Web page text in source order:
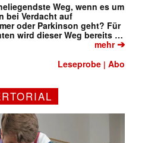
Weg, wenn es um
bei Verdacht auf
oder Parkinson geht? Für
wird dieser Weg bereits …
mehr➔
Leseprobe |Abo